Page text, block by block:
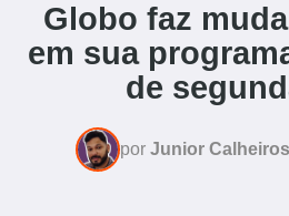
Globo faz
em sua
de
por Junior Calheiros